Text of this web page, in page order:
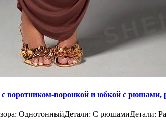
воротником-воронкой и юбкой с рюшами,
ОднотонныйДетали: С рюшамиДетали: